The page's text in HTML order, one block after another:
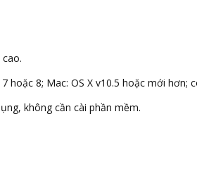
hoặc 8; Mac: OS X v10.5 hoặc mới hơn;
không cần cài phần mềm.